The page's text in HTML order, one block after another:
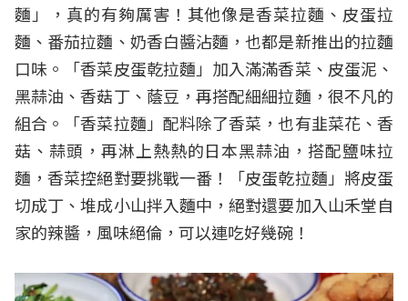
麵」，真的有夠厲害！其他像是香菜拉麵、皮蛋拉
麵、番茄拉麵、奶香白醬沾麵，也都是新推出的拉麵
口味。「香菜皮蛋乾拉麵」加入滿滿香菜、皮蛋泥、
黑蒜油、香菇丁、蔭豆，再搭配細細拉麵，很不凡的
組合。「香菜拉麵」配料除了香菜，也有韭菜花、香
菇、蒜頭，再淋上熱熱的日本黑蒜油，搭配鹽味拉
麵，香菜控絕對要挑戰一番！「皮蛋乾拉麵」將皮蛋
切成丁、堆成小山拌入麵中，絕對還要加入山禾堂自
家的辣醬，風味絕倫，可以連吃好幾碗！